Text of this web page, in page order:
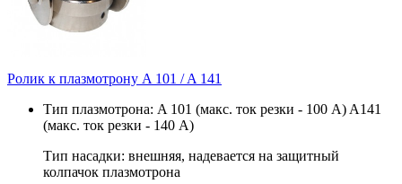
Ролик к плазмотрону A 101 / A 141
Тип плазмотрона: A 101 (макс. ток резки - 100 А) A141
(макс. ток резки - 140 А)
Тип насадки: внешняя, надевается на защитный
колпачок плазмотрона